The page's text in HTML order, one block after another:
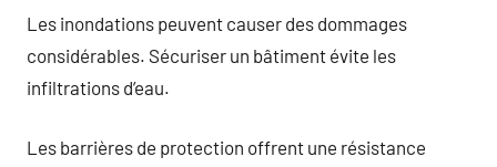
Les inondations peuvent causer des dommages
considérables. Sécuriser un bâtiment évite les
infiltrations d’eau.
Les barrières de protection offrent une résistance